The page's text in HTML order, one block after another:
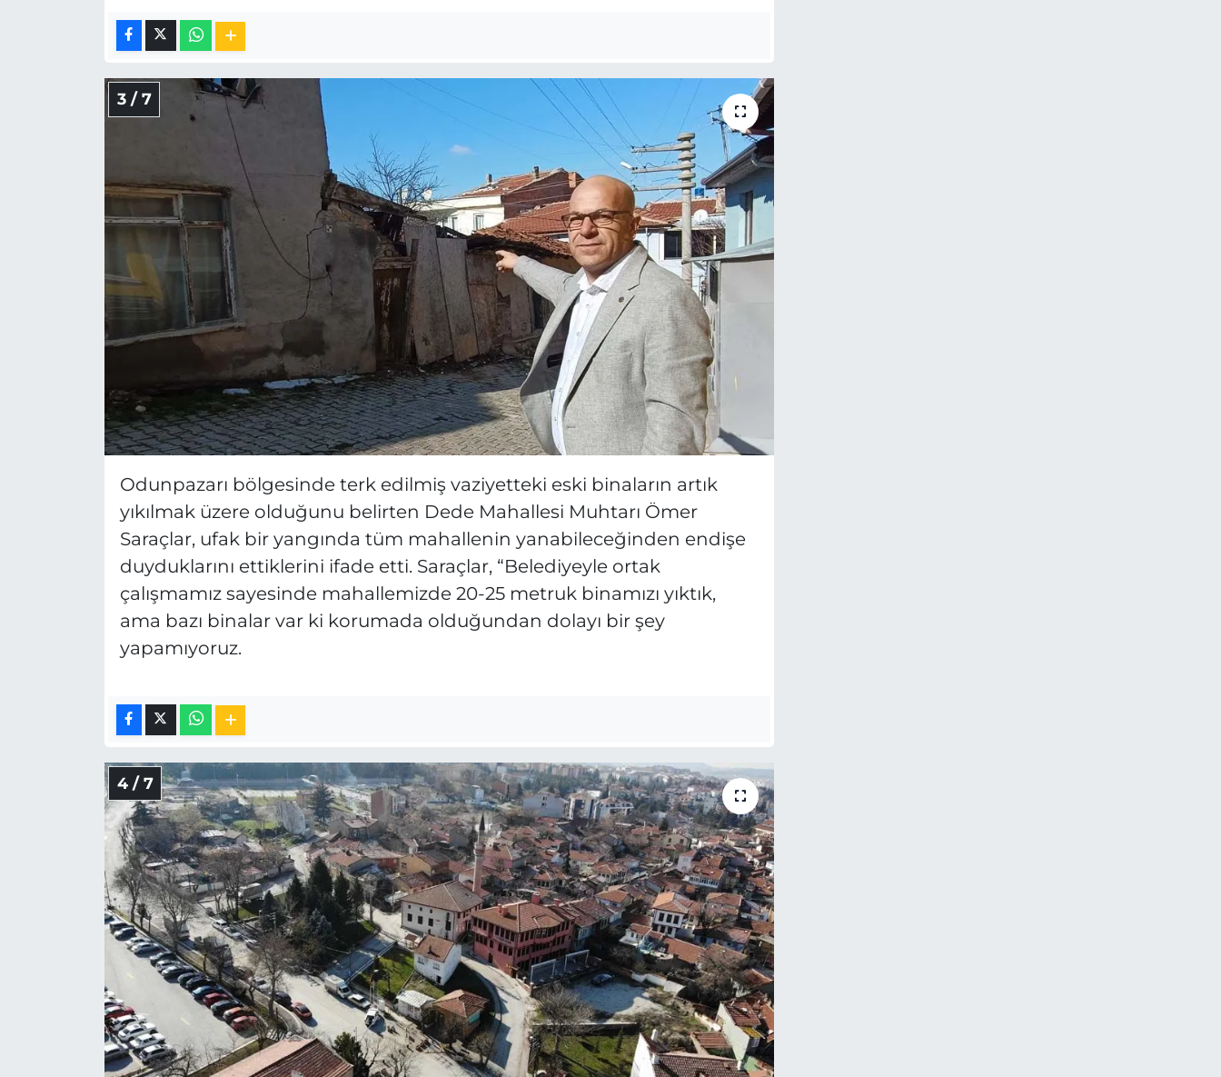
3 / 7
Odunpazarı bölgesinde terk edilmiş vaziyetteki eski binaların artık
yıkılmak üzere olduğunu belirten Dede Mahallesi Muhtarı Ömer
Saraçlar, ufak bir yangında tüm mahallenin yanabileceğinden endişe
duyduklarını ettiklerini ifade etti. Saraçlar, “Belediyeyle ortak
çalışmamız sayesinde mahallemizde 20-25 metruk binamızı yıktık,
ama bazı binalar var ki korumada olduğundan dolayı bir şey
yapamıyoruz.
4 / 7